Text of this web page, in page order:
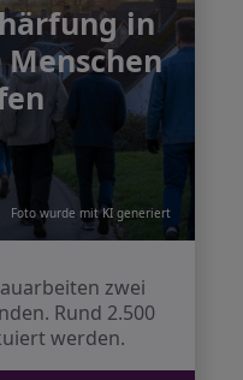
in
Menschen
Foto wurde mit KI generiert
zwei
Rund 2.500
werden.